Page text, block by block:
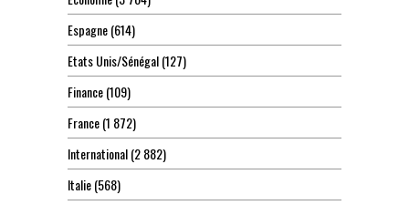
Espagne(614)
Etats Unis/Sénégal(127)
Finance(109)
France(1 872)
International(2 882)
Italie(568)